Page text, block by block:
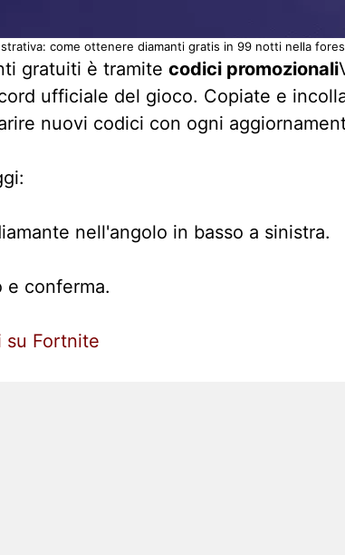
come ottenere diamanti gratis in 99 notti nella
gratuiti è tramite codici promozionali
ufficiale del gioco. Copiate e
nuovi codici con ogni
nell'angolo in basso a sinistra.
e conferma.
su Fortnite